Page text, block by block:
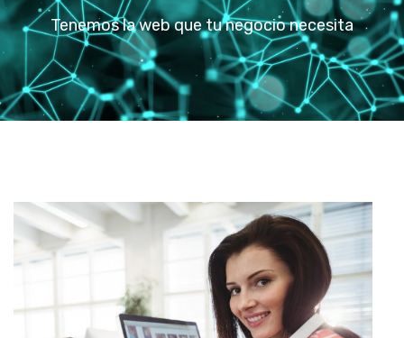
Tenemos la web que tu negocio necesita